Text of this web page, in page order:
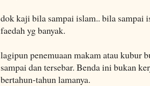
dok kaji bila sampai islam.. bila sampai
faedah yg banyak.
lagipun penemuaan makam atau kubur
sampai dan tersebar. Benda ini bukan
bertahun-tahun lamanya.